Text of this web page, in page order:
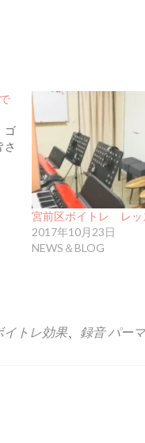
ゴ
さ
宮前区ボイトレ レッ
2017年10月23日
NEWS＆BLOG
イトレ効果、 録音 パー